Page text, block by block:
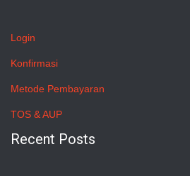
Login
Konfirmasi
Metode Pembayaran
TOS & AUP
Recent Posts